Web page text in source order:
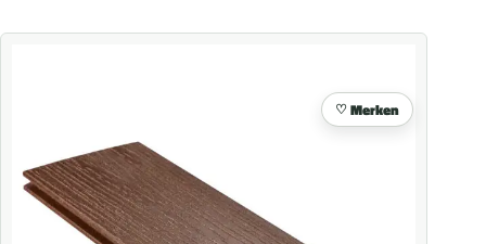
Merken